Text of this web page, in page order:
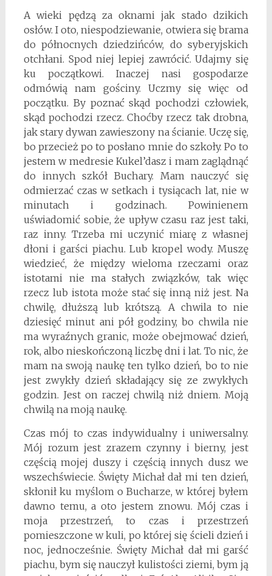
A wieki pędzą za oknami jak stado dzikich
osłów. I oto, niespodziewanie, otwiera się brama
do północnych dziedzińców, do syberyjskich
otchłani. Spod niej lepiej zawrócić. Udajmy się
ku początkowi. Inaczej nasi gospodarze
odmówią nam gościny. Uczmy się więc od
początku. By poznać skąd pochodzi człowiek,
skąd pochodzi rzecz. Choćby rzecz tak drobna,
jak stary dywan zawieszony na ścianie. Uczę się,
bo przecież po to posłano mnie do szkoły. Po to
jestem w medresie Kukel’dasz i mam zaglądnąć
do innych szkół Buchary. Mam nauczyć się
odmierzać czas w setkach i tysiącach lat, nie w
minutach i godzinach. Powinienem
uświadomić sobie, że upływ czasu raz jest taki,
raz inny. Trzeba mi uczynić miarę z własnej
dłoni i garści piachu. Lub kropel wody. Muszę
wiedzieć, że między wieloma rzeczami oraz
istotami nie ma stałych związków, tak więc
rzecz lub istota może stać się inną niż jest. Na
chwilę, dłuższą lub krótszą. A chwila to nie
dziesięć minut ani pół godziny, bo chwila nie
ma wyraźnych granic, może obejmować dzień,
rok, albo nieskończoną liczbę dni i lat. To nic, że
mam na swoją naukę ten tylko dzień, bo to nie
jest zwykły dzień składający się ze zwykłych
godzin. Jest on raczej chwilą niż dniem. Moją
chwilą na moją naukę.
Czas mój to czas indywidualny i uniwersalny.
Mój rozum jest zrazem czynny i bierny, jest
częścią mojej duszy i częścią innych dusz we
wszechświecie. Święty Michał dał mi ten dzień,
skłonił ku myślom o Bucharze, w której byłem
dawno temu, a oto jestem znowu. Mój czas i
moja przestrzeń, to czas i przestrzeń
pomieszczone w kuli, po której się ścieli dzień i
noc, jednocześnie. Święty Michał dał mi garść
piachu, bym się nauczył kulistości ziemi, bym ją